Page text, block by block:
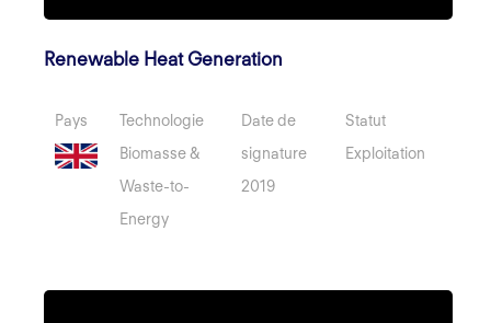
Renewable Heat Generation
Pays
Technologie
Biomasse &
Waste-to-
Energy
Date de
signature
2019
Statut
Exploitation